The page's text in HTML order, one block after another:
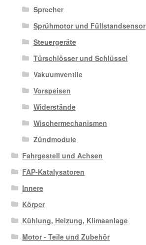
Sprecher
Sprühmotor und Füllstandsensor
Steuergeräte
Türschlösser und Schlüssel
Vakuumventile
Vorspeisen
Widerstände
Wischermechanismen
Zündmodule
Fahrgestell und Achsen
FAP-Katalysatoren
Innere
Körper
Kühlung, Heizung, Klimaanlage
Motor - Teile und Zubehör